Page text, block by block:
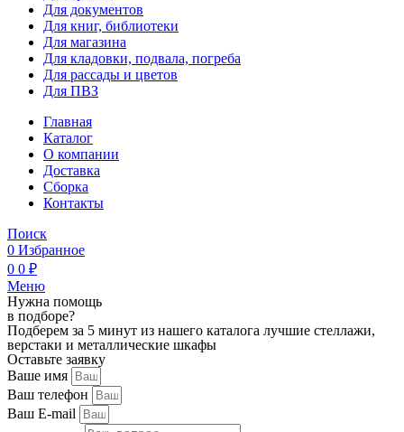
Для документов
Для книг, библиотеки
Для магазина
Для кладовки, подвала, погреба
Для рассады и цветов
Для ПВЗ
Главная
Каталог
О компании
Доставка
Сборка
Контакты
Поиск
0 Избранное
0 0 ₽
Меню
Нужна помощь
в подборе?
Подберем за 5 минут из нашего каталога лучшие стеллажи,
верстаки и металлические шкафы
Оставьте заявку
Ваше имя
Ваш телефон
Ваш E-mail